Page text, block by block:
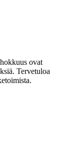
ovat
Tervetuloa